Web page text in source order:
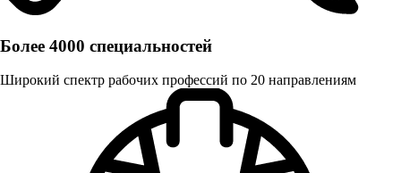
Более 4000 специальностей
Широкий спектр рабочих профессий по 20 направлениям